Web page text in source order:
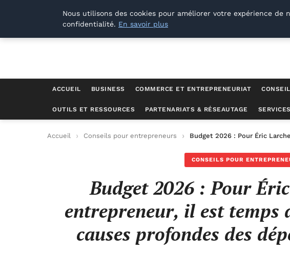
Lyon Photos
ACCUEIL BUSINESS COMMERCE ET ENTREPRENEURIAT
OUTILS ET RESSOURCES PARTENARIATS & RÉSEAUTAGE
Accueil Conseils pour entrepreneurs Budget 2026 : Pour Éric
CONSEILS POUR
Budget 2026 : Pour
entrepreneur, il est temps
causes profondes des
Nous utilisons des cookies pour améliorer votre expérience
confidentialité. En savoir plus